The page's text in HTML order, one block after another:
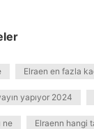
Elraen en fazla
yapıyor 2024
ne Elraenn hangi